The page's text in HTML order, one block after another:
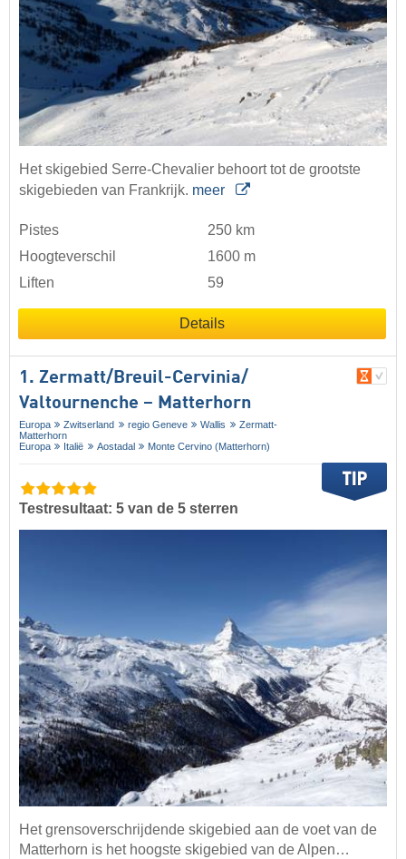
Het skigebied Serre-Chevalier behoort tot de grootste
skigebieden van Frankrijk. meer
Pistes
250 km
Hoogteverschil
1600 m
Liften
59
Details
1. Zermatt/​Breuil-Cervinia/​
Valtournenche – Matterhorn
Europa Zwitserland regio Geneve Wallis
Zermatt-
Matterhorn
Europa
Italië Aostadal Monte Cervino (Matterhorn)
Testresultaat: 5 van de 5 sterren
Het grensoverschrijdende skigebied aan de voet van de
Matterhorn is het hoogste skigebied van de Alpen…